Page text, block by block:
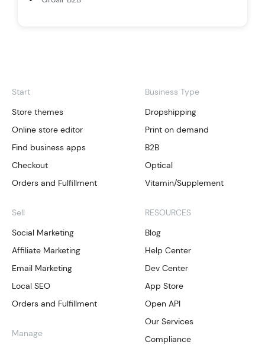
Start
Store themes
Online store editor
Find business apps
Checkout
Orders and Fulfillment
Sell
Social Marketing
Affiliate Marketing
Email Marketing
Local SEO
Orders and Fulfillment
Manage
Business Type
Dropshipping
Print on demand
B2B
Optical
Vitamin/Supplement
RESOURCES
Blog
Help Center
Dev Center
App Store
Open API
Our Services
Compliance